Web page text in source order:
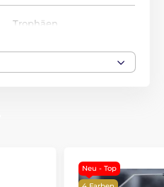
Trophäen
Neu - Top